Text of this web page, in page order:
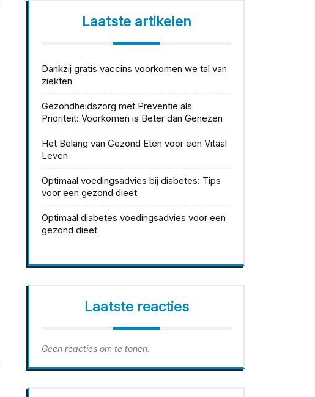
Laatste artikelen
Dankzij gratis vaccins voorkomen we tal van
ziekten
Gezondheidszorg met Preventie als
Prioriteit: Voorkomen is Beter dan Genezen
Het Belang van Gezond Eten voor een Vitaal
Leven
Optimaal voedingsadvies bij diabetes: Tips
voor een gezond dieet
Optimaal diabetes voedingsadvies voor een
gezond dieet
Laatste reacties
Geen reacties om te tonen.